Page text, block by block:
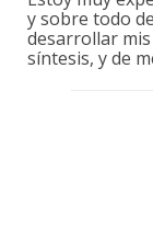
y sobre todo
desarrollar mis
síntesis, y de